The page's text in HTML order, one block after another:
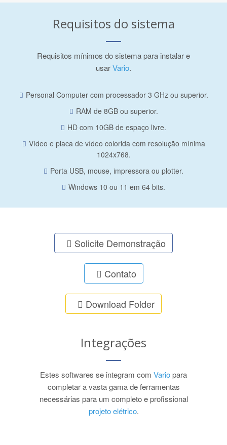
Requisitos do sistema
Requisitos mínimos do sistema para instalar e
usarVario.
Personal Computer com processador 3 GHz ou superior.
RAM de 8GB ou superior.
HD com 10GB de espaço livre.
Vídeo e placa de vídeo colorida com resolução mínima
1024x768.
Porta USB, mouse, impressora ou plotter.
Windows 10 ou 11 em 64 bits.
Solicite Demonstração
Contato
Download Folder
Integrações
Estes softwares se integram com Variopara
completar a vasta gama de ferramentas
necessárias para um completo e profissional
projeto elétrico.